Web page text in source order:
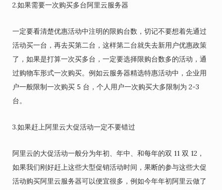
2.如果需要一次购买多台阿里云服务器
一定要看清楚优惠活动中注明的限购台数，切记不要想着先通过
活动买一台，再去买第二台，这样第二台就失去新用户优惠政策
了，如果是打算一次买多台，一定要选择限购台数多的活动，通
过购物车形式一次购买。例如云服务器精选特惠活动中，企业用
户一般限制一次购买 5 台，个人用户一次购买大多限制为 2-3
台。
3.如果赶上阿里云大促活动一定不要错过
阿里云的大促活动一般分为年初、年中、和每年的双 11 双 12，
如果我们刚好赶上这些大型促销活动时间，果断的参与这些大促
活动购买阿里云服务器可以便宜很多，例如今年年初阿里云做了